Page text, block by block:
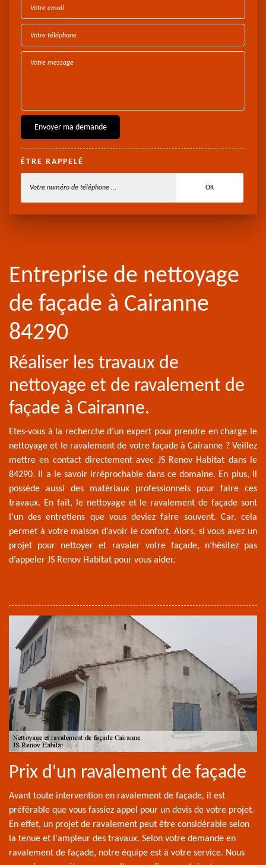
ÊTRE RAPPELÉ
Entreprise de nettoyage
de façade à Cairanne
84290
Réaliser les travaux de
nettoyage et de ravalement de
façade à Cairanne.
Etes-vous à la recherche d’un expert pour prendre en charge le
nettoyage et le ravalement de votre façade à Cairanne ? Veillez
mettre en contact directement avec JS Renov Habitat dans le
84290. Il a le savoir irréprochable dans ce domaine. En plus, Il
possède aussi des matériaux professionnels pour faire ces
travaux. En fait, le nettoyage et le ravalement de façade sont
l’un des entretiens que vous deviez faire souvent. Car, cela
permet à votre maison d’avoir le confort. Alors, si vous avez un
projet pour nettoyer et ravaler votre façade, n’hésitez pas
d’appeler JS Renov Habitat pour vous aider.
Prix d'un ravalement de façade
Avant toute intervention en ravalement de façade, il est
préférable que vous fassiez appel pour un devis de votre projet.
En effet, un projet de ravalement peut être considérable selon
la tenue et l'ampleur des travaux. Selon votre demande en
ravalement de façade, notre équipe est à votre service. Nous